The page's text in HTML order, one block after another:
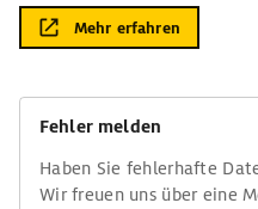
Mehr erfahren
Fehler melden
Haben Sie fehlerhafte
Wir freuen uns über eine